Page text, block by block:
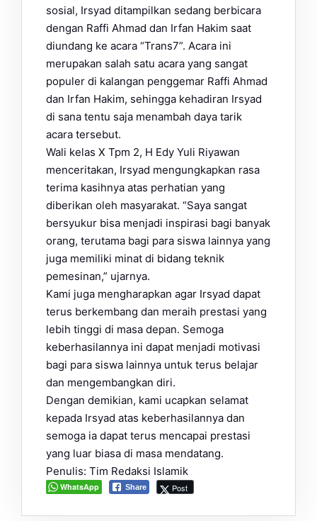
sosial, Irsyad ditampilkan sedang berbicara
dengan Raffi Ahmad dan Irfan Hakim saat
diundang ke acara “Trans7”. Acara ini
merupakan salah satu acara yang sangat
populer di kalangan penggemar Raffi Ahmad
dan Irfan Hakim, sehingga kehadiran Irsyad
di sana tentu saja menambah daya tarik
acara tersebut.
Wali kelas X Tpm 2, H Edy Yuli Riyawan
menceritakan, Irsyad mengungkapkan rasa
terima kasihnya atas perhatian yang
diberikan oleh masyarakat. “Saya sangat
bersyukur bisa menjadi inspirasi bagi banyak
orang, terutama bagi para siswa lainnya yang
juga memiliki minat di bidang teknik
pemesinan,” ujarnya.
Kami juga mengharapkan agar Irsyad dapat
terus berkembang dan meraih prestasi yang
lebih tinggi di masa depan. Semoga
keberhasilannya ini dapat menjadi motivasi
bagi para siswa lainnya untuk terus belajar
dan mengembangkan diri.
Dengan demikian, kami ucapkan selamat
kepada Irsyad atas keberhasilannya dan
semoga ia dapat terus mencapai prestasi
yang luar biasa di masa mendatang.
Penulis: Tim Redaksi Islamik
WhatsApp Share Post